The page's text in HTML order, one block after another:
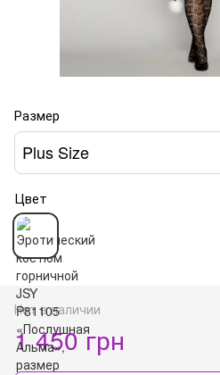
Размер
Plus Size
Цвет
Нет в наличии
1 450 грн